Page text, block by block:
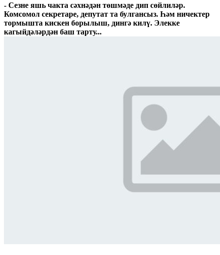
- Сезне яшь чакта сәхнәдән төшмәде дип сөйлиләр.
Комсомол секретаре, депутат та булгансыз. Һәм ничектер
тормышта кискен борылыш, дингә килү. Элекке
кагыйдәләрдән баш тарту...